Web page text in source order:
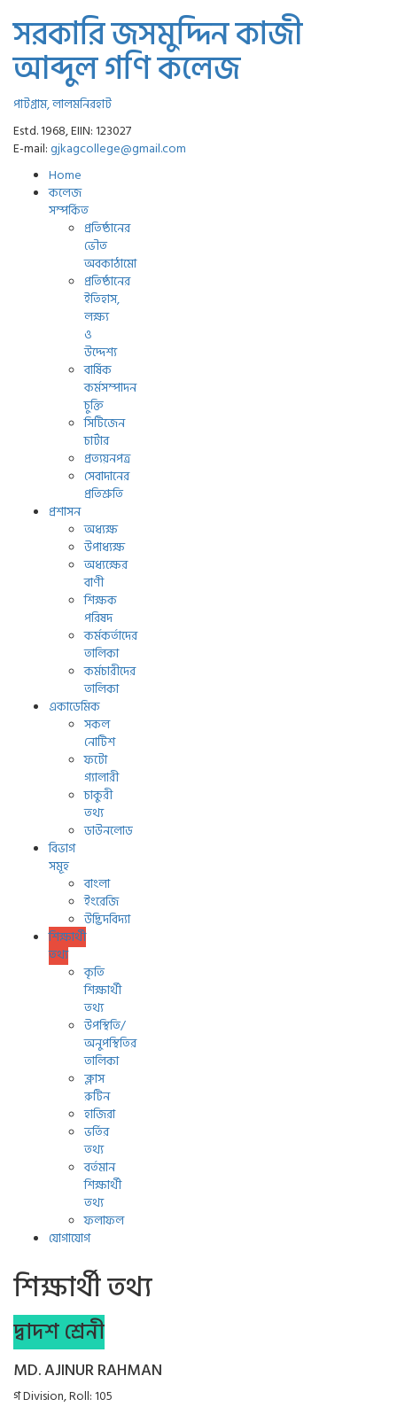
সরকারি জসমুদ্দিন কাজী
আব্দুল গণি কলেজ
পাটগ্রাম, লালমনিরহাট
Estd. 1968, EIIN: 123027
E-mail:gjkagcollege@gmail.com
Home
কলেজ
সম্পর্কিত
প্রতিষ্ঠানের
ভৌত
অবকাঠামো
প্রতিষ্ঠানের
ইতিহাস,
লক্ষ্য
ও
উদ্দেশ্য
বার্ষিক
কর্মসম্পাদন
চুক্তি
সিটিজেন
চার্টার
প্রত্যয়নপত্র
সেবাদানের
প্রতিশ্রুতি
প্রশাসন
অধ্যক্ষ
উপাধ্যক্ষ
অধ্যক্ষের
বাণী
শিক্ষক
পরিষদ
কর্মকর্তাদের
তালিকা
কর্মচারীদের
তালিকা
একাডেমিক
সকল
নোটিশ
ফটো
গ্যালারী
চাকুরী
তথ্য
ডাউনলোড
বিভাগ
সমূহ
বাংলা
ইংরেজি
উদ্ভিদবিদ্যা
শিক্ষার্থী
তথ্য
কৃতি
শিক্ষার্থী
তথ্য
উপস্থিতি/
অনুপস্থিতির
তালিকা
ক্লাস
রুটিন
হাজিরা
ভর্তির
তথ্য
বর্তমান
শিক্ষার্থী
তথ্য
ফলাফল
যোগাযোগ
শিক্ষার্থী তথ্য
দ্বাদশ শ্রেনী
MD. AJINUR RAHMAN
গ Division, Roll: 105